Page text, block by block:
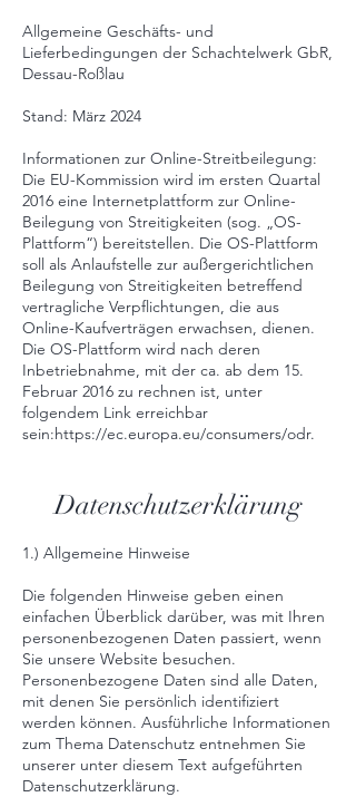
Allgemeine Geschäfts- und
Lieferbedingungen der Schachtelwerk GbR,
Dessau-Roßlau
Stand: März 2024
Informationen zur Online-Streitbeilegung:
Die EU-Kommission wird im ersten Quartal
2016 eine Internetplattform zur Online-
Beilegung von Streitigkeiten (sog. „OS-
Plattform“) bereitstellen. Die OS-Plattform
soll als Anlaufstelle zur außergerichtlichen
Beilegung von Streitigkeiten betreffend
vertragliche Verpflichtungen, die aus
Online-Kaufverträgen erwachsen, dienen.
Die OS-Plattform wird nach deren
Inbetriebnahme, mit der ca. ab dem 15.
Februar 2016 zu rechnen ist, unter
folgendem Link erreichbar
sein:https://ec.europa.eu/consumers/odr.
Datenschutzerklärung
1.) Allgemeine Hinweise
Die folgenden Hinweise geben einen
einfachen Überblick darüber, was mit Ihren
personenbezogenen Daten passiert, wenn
Sie unsere Website besuchen.
Personenbezogene Daten sind alle Daten,
mit denen Sie persönlich identifiziert
werden können. Ausführliche Informationen
zum Thema Datenschutz entnehmen Sie
unserer unter diesem Text aufgeführten
Datenschutzerklärung.